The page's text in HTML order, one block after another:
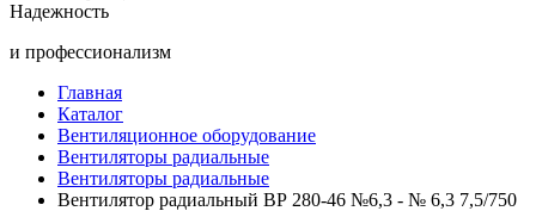
Надежность
и профессионализм
Главная
Каталог
Вентиляционное оборудование
Вентиляторы радиальные
Вентиляторы радиальные
Вентилятор радиальный ВР 280-46 №6,3 - № 6,3 7,5/750